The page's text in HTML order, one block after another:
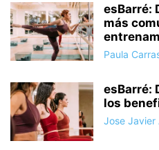
esBarré:
más
Paula
esBarré:
los
Jose Javier